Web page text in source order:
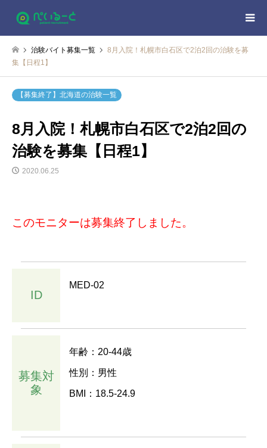
治験バイト募集一覧
8月入院！札幌市白石区で2泊2回の治験を募
集【日程1】
【募集終了】北海道の治験一覧
8月入院！札幌市白石区で2泊2回の
治験を募集【日程1】
2020.06.25
このモニターは募集終了しました。
ID
MED-02
募集対
象
年齢：20-44歳
性別：男性
BMI：18.5-24.9